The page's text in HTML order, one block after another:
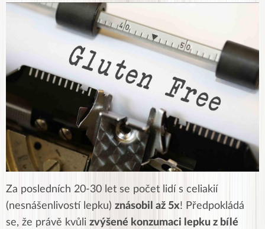
Za posledních 20-30 let se počet lidí s celiakií
(nesnášenlivostí lepku) znásobil až 5x! Předpokládá
se, že právě kvůli zvýšené konzumaci lepku z bílé